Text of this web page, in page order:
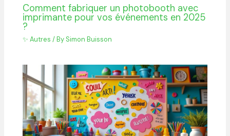
Comment fabriquer un photobooth avec
imprimante pour vos événements en 2025
?
✨ Autres / By Simon Buisson